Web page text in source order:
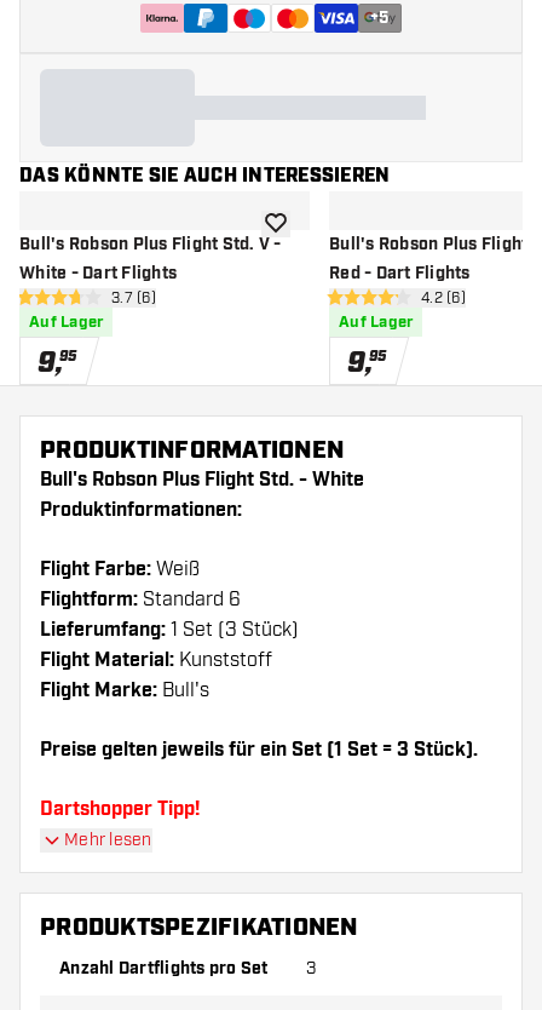
+5
DAS KÖNNTE SIE AUCH INTERESSIEREN
Bull's Robson Plus Flight Std. V -
White - Dart Flights
Bewertungsbereich öffnen
3.7 Bewertungssterne
3.7 (6)
Auf Lager
9,95
Zur Wunschliste hinzufügen
Bull's Robson Plus Flight
Red - Dart Flights
4.2 Bewertungssterne
4.2 (6)
Auf Lager
9,95
PRODUKTINFORMATIONEN
Bull's Robson Plus Flight Std. - White
Produktinformationen:
Flight Farbe: Weiß
Flightform: Standard 6
Lieferumfang: 1 Set (3 Stück)
Flight Material: Kunststoff
Flight Marke: Bull's
Preise gelten jeweils für ein Set (1 Set = 3 Stück).
Dartshopper Tipp!
Sorgen Sie für genügend Ersatz Flights und
abnutzen oder brechen.
Mehr lesen
PRODUKTSPEZIFIKATIONEN
Anzahl Dartflights pro Set 3